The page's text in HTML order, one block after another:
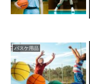
バスケ用品